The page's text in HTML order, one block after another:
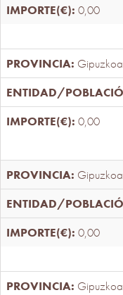
0,00
Gipuzkoa
0,00
Gipuzkoa
0,00
Gipuzkoa